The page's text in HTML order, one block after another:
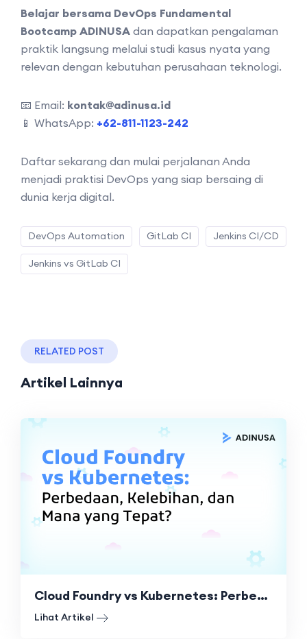
Belajar bersama DevOps Fundamental
Bootcamp ADINUSA dan dapatkan pengalaman
praktik langsung melalui studi kasus nyata yang
relevan dengan kebutuhan perusahaan teknologi.
📧 Email: kontak@adinusa.id
📱 WhatsApp: +62-811-1123-242
Daftar sekarang dan mulai perjalanan Anda
menjadi praktisi DevOps yang siap bersaing di
dunia kerja digital.
DevOps Automation GitLab CI Jenkins CI/CD
Jenkins vs GitLab CI
RELATED POST
Artikel Lainnya
Cloud Foundry vs Kubernetes: Perbedaan, Kelebihan, dan Mana yang Tepat?
Lihat Artikel